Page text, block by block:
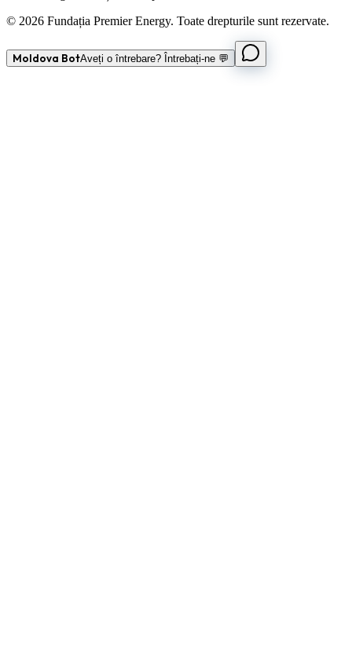
© 2026 Fundația Premier Energy. Toate drepturile sunt rezervate.
Moldova BotAveți o întrebare? Întrebați-ne 💬